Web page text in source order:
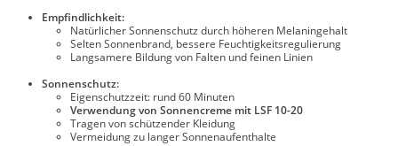
Empfindlichkeit:
Natürlicher Sonnenschutz durch höheren Melaningehalt
Selten Sonnenbrand, bessere Feuchtigkeitsregulierung
Langsamere Bildung von Falten und feinen Linien
Sonnenschutz:
Eigenschutzzeit: rund 60 Minuten
Verwendung von Sonnencreme mit LSF 10-20
Tragen von schützender Kleidung
Vermeidung zu langer Sonnenaufenthalte